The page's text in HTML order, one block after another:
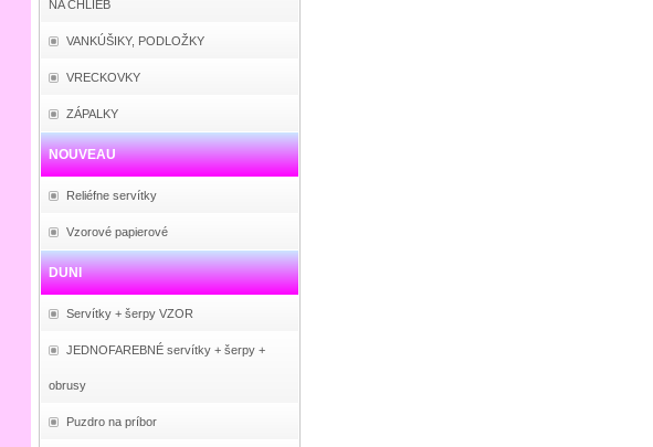
NA CHLIEB
VANKÚŠIKY, PODLOŽKY
VRECKOVKY
ZÁPALKY
NOUVEAU
Reliéfne servítky
Vzorové papierové
DUNI
Servítky + šerpy VZOR
JEDNOFAREBNÉ servítky + šerpy +
obrusy
Puzdro na príbor